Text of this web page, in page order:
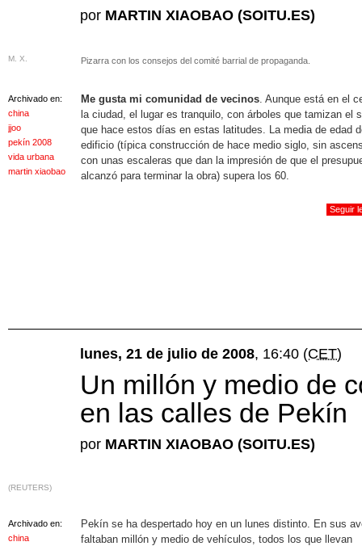
por MARTIN XIAOBAO (SOITU.ES)
M. X. Pizarra con los consejos del comité barrial de propaganda.
Archivado en:
china
jjoo
pekín 2008
vida urbana
martin xiaobao
Me gusta mi comunidad de vecinos. Aunque está en el
la ciudad, el lugar es tranquilo, con árboles que tamizan el
que hace estos días en estas latitudes. La media de edad
edificio (típica construcción de hace medio siglo, sin
con unas escaleras que dan la impresión de que el
alcanzó para terminar la obra) supera los 60.
Seguir
lunes, 21 de julio de 2008, 16:40 (CET)
Un millón y medio de
en las calles de Pekín
por MARTIN XIAOBAO (SOITU.ES)
(REUTERS)
Archivado en:
china
Pekín se ha despertado hoy en un lunes distinto. En sus
faltaban millón y medio de vehículos, todos los que llevan